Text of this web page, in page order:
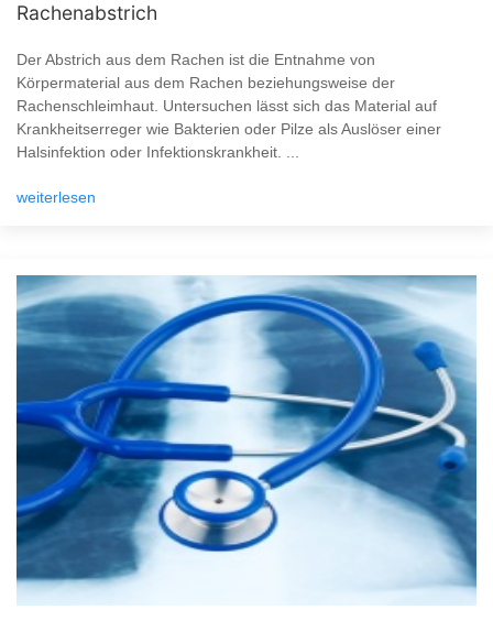
Rachenabstrich
Der Abstrich aus dem Rachen ist die Entnahme von
Körpermaterial aus dem Rachen beziehungsweise der
Rachenschleimhaut. Untersuchen lässt sich das Material auf
Krankheitserreger wie Bakterien oder Pilze als Auslöser einer
Halsinfektion oder Infektionskrankheit. ...
weiterlesen